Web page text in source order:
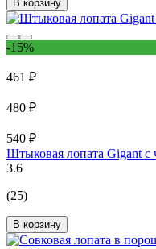
В корзину
-15%
461 ₽
480 ₽
540 ₽
Штыковая лопата Gigant с
3.6
(25)
В корзину